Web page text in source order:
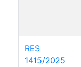
RES
1415/2025